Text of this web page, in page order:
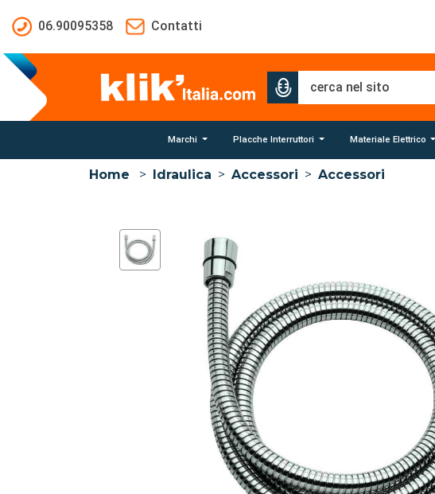
06.90095358
Contatti
Marchi Placche Interruttori Materiale Elettrico
Home > Idraulica > Accessori > Accessori